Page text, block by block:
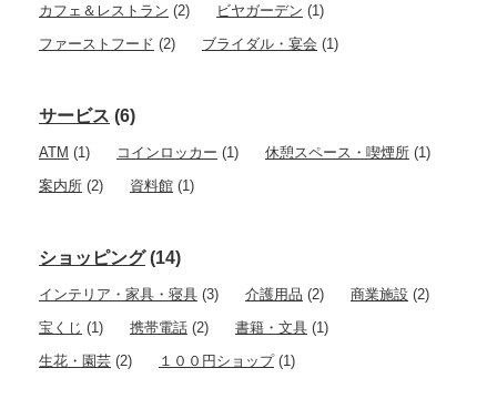
カフェ＆レストラン (2) ビヤガーデン (1)
ファーストフード (2) ブライダル・宴会 (1)
サービス (6)
ATM (1) コインロッカー (1) 休憩スペース・喫煙所 (1)
案内所 (2) 資料館 (1)
ショッピング(14)
インテリア・家具・寝具 (3) 介護用品 (2) 商業施設 (2)
宝くじ (1) 携帯電話 (2) 書籍・文具 (1)
生花・園芸 (2) １００円ショップ(1)